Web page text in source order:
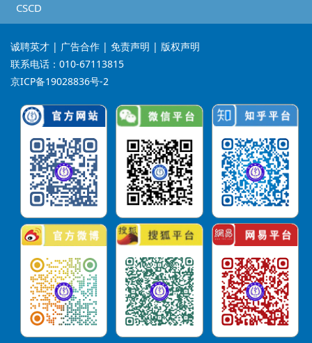
CSCD
诚聘英才 | 广告合作 | 免责声明 | 版权声明
联系电话：010-67113815
京ICP备19028836号-2